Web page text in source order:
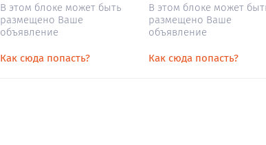
В этом блоке может быть
размещено Ваше
объявление
Как сюда попасть?
В этом блоке может
размещено Ваше
объявление
Как сюда попасть?